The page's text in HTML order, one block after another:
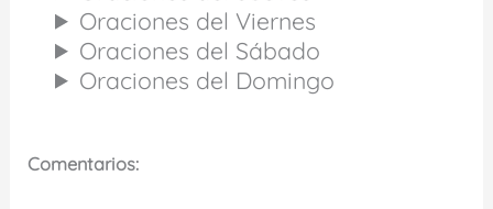
Oraciones del Viernes
Oraciones del Sábado
Oraciones del Domingo
Comentarios: